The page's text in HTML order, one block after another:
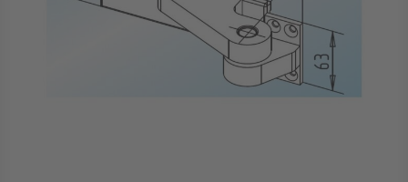
für Kategorie Aussenverglasung
für Kategorie Angebote anzeigen